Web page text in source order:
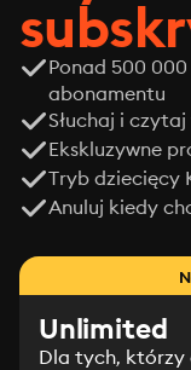
Ponad 500
abonamentu
Słuchaj i
Ekskluzywne
Tryb dziecięcy
Anuluj kiedy
Unlimited
Dla tych, którzy